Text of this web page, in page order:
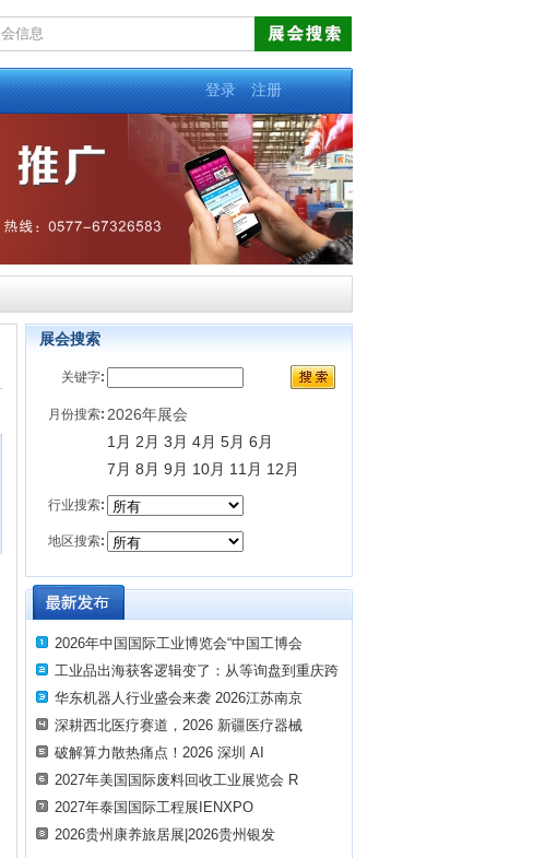
登录 注册
展会搜索
关键字:
月份搜索: 2026年展会
1月 2月 3月 4月 5月 6月
7月 8月 9月 10月 11月 12月
行业搜索:
地区搜索:
2026年中国国际工业博览会“中国工博会
工业品出海获客逻辑变了：从等询盘到重庆跨
华东机器人行业盛会来袭 2026江苏南京
深耕西北医疗赛道，2026 新疆医疗器械
破解算力散热痛点！2026 深圳 AI
2027年美国国际废料回收工业展览会 R
2027年泰国国际工程展IENXPO
2026贵州康养旅居展|2026贵州银发